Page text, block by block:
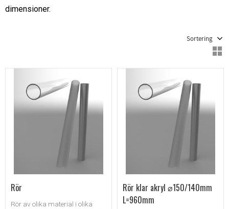
dimensioner.
Rör
Rör av olika material i olika
Rör klar akryl ⌀150/140mm
L=960mm